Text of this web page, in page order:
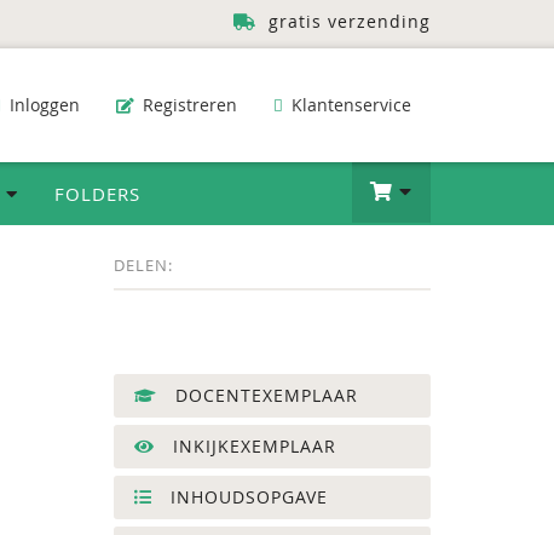
gratis verzending
Inloggen Registreren Klantenservice
FOLDERS
DELEN:
DOCENTEXEMPLAAR
INKIJKEXEMPLAAR
INHOUDSOPGAVE